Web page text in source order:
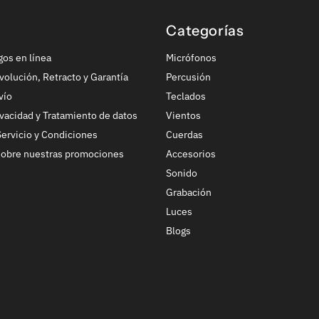
en línea
Retracto y Garantía
y Tratamiento de datos
y Condiciones
nuestras promociones
Categorías
Micrófonos
Percusión
Teclados
Vientos
Cuerdas
Accesorios
Sonido
Grabación
Luces
Blogs